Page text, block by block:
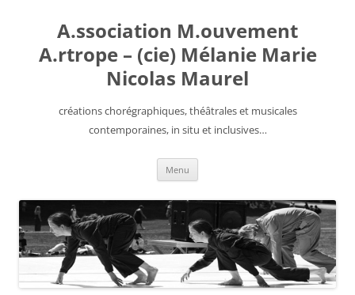
contenuA.ssociation M.ouvement
A.rtrope – (cie) Mélanie Marie
Nicolas Maurel
créations chorégraphiques, théâtrales et musicales
contemporaines, in situ et inclusives…
Menu